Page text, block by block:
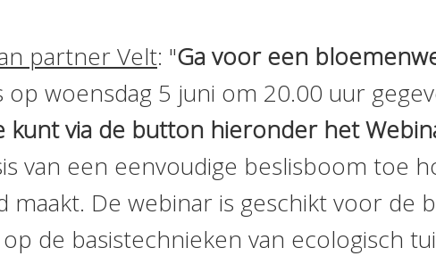
partner Velt: "Ga voor een
op woensdag 5 juni om 20.00 uur
kunt via de button hieronder het
van een eenvoudige beslisboom toe
maakt. De webinar is geschikt voor de
de basistechnieken van ecologisch